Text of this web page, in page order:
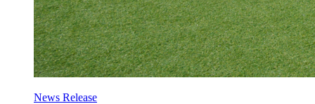
News Release